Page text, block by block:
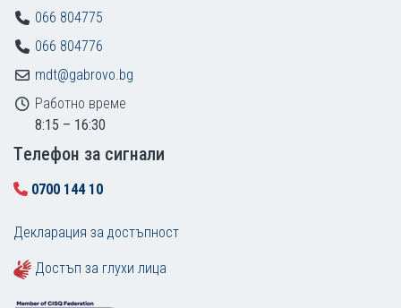
066 804775
066 804776
mdt@gabrovo.bg
Работно време
8:15 – 16:30
Tелефон за сигнали
0700 144 10
Декларация за достъпност
Достъп за глухи лица